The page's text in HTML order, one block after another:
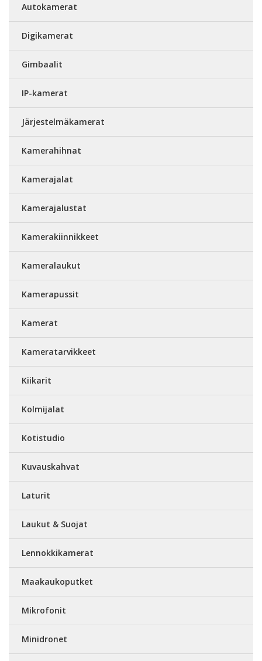
Autokamerat
Digikamerat
Gimbaalit
IP-kamerat
Järjestelmäkamerat
Kamerahihnat
Kamerajalat
Kamerajalustat
Kamerakiinnikkeet
Kameralaukut
Kamerapussit
Kamerat
Kameratarvikkeet
Kiikarit
Kolmijalat
Kotistudio
Kuvauskahvat
Laturit
Laukut & Suojat
Lennokkikamerat
Maakaukoputket
Mikrofonit
Minidronet